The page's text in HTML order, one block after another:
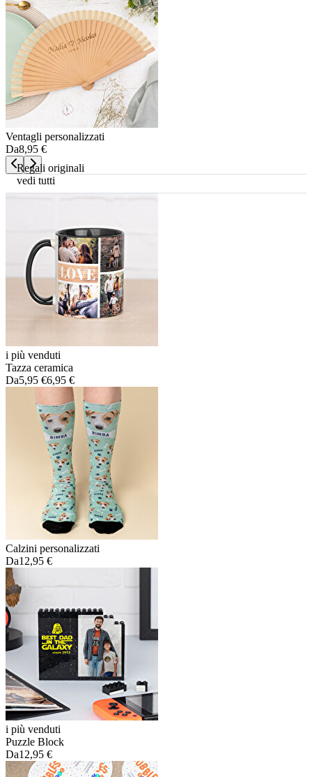
Ventagli personalizzati
Da8,95 €
Regali originali
vedi tutti
i più venduti
Tazza ceramica
Da5,95 €6,95 €
Calzini personalizzati
Da12,95 €
i più venduti
Puzzle Block
Da12,95 €